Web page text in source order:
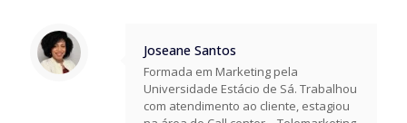
Joseane Santos
Formada em Marketing pela
Universidade Estácio de Sá. Trabalhou
com atendimento ao cliente, estagiou